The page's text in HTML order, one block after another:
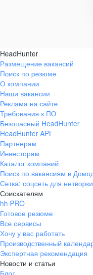
HeadHunter
Размещение вакансий
Поиск по резюме
О компании
Наши вакансии
Реклама на сайте
Требования к ПО
Безопасный HeadHunter
HeadHunter API
Партнерам
Инвесторам
Каталог компаний
Поиск по вакансиям в
Сетка: соцсеть для
Соискателям
hh PRO
Готовое резюме
Все сервисы
Хочу у вас работать
Производственный
Экспертная рекомендация
Новости и статьи
Блог